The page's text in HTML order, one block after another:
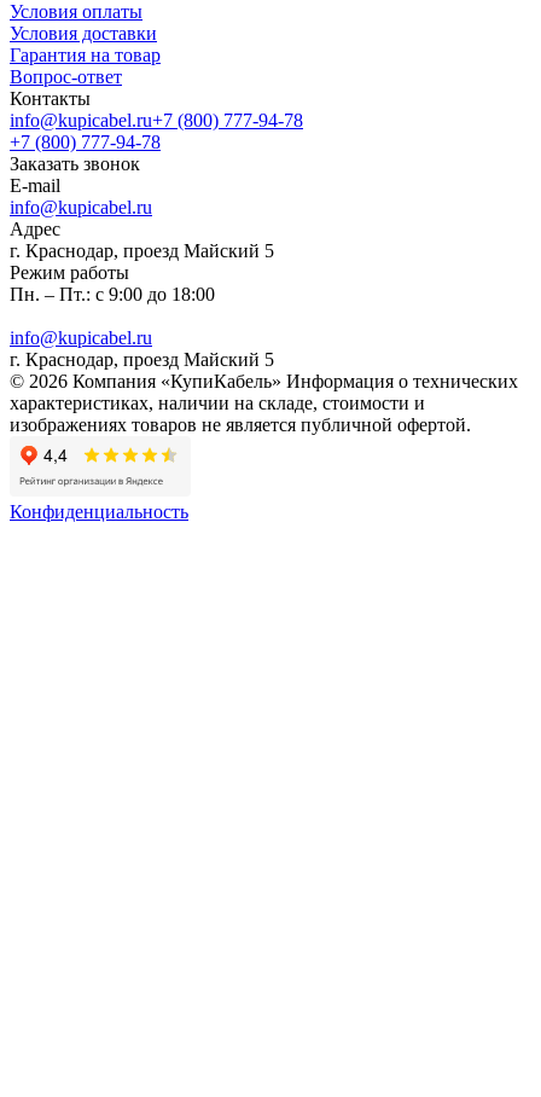
Условия оплаты
Условия доставки
Гарантия на товар
Вопрос-ответ
Контакты
info@kupicabel.ru+7 (800) 777-94-78
+7 (800) 777-94-78
Заказать звонок
E-mail
info@kupicabel.ru
Адрес
г. Краснодар, проезд Майский 5
Режим работы
Пн. – Пт.: с 9:00 до 18:00
info@kupicabel.ru
г. Краснодар, проезд Майский 5
© 2026 Компания «КупиКабель» Информация о технических
характеристиках, наличии на складе, стоимости и
изображениях товаров не является публичной офертой.
Конфиденциальность